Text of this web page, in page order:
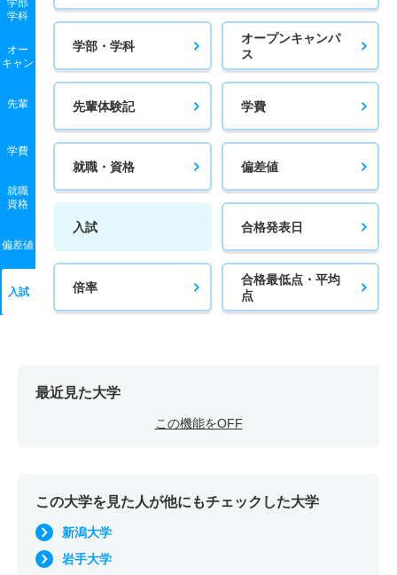
学部
学科
オー
キャン
先輩
学費
就職
資格
偏差値
入試
学部・学科
オープンキャンパ
ス
先輩体験記 学費
就職・資格 偏差値
入試 合格発表日
倍率
合格最低点・平均
点
最近見た大学
この機能をOFF
この大学を見た人が他にもチェックした大学
新潟大学
岩手大学